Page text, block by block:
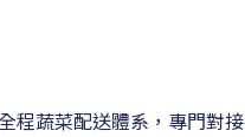
蔬菜配送體系，專門對